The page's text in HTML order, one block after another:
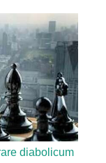
diabolicum